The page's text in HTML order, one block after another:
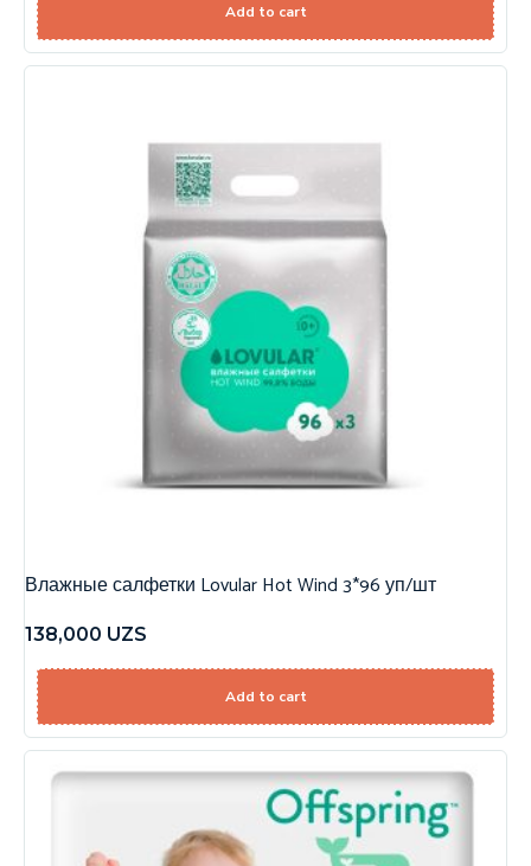
Add to cart
Влажные салфетки Lovular Hot Wind 3*96 уп/шт
138,000 UZS
Add to cart